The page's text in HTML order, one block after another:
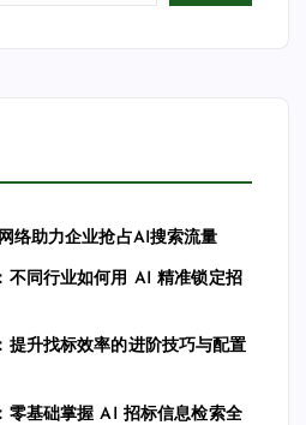
络助力企业抢占AI搜索流量
不同行业如何用 AI 精准锁定招
提升找标效率的进阶技巧与配置
零基础掌握 AI 招标信息检索全